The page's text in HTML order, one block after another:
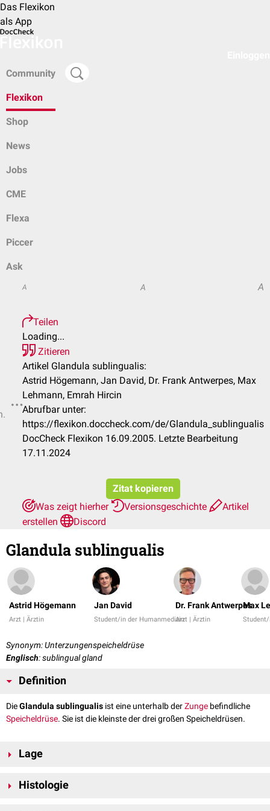
Das Flexikon
als App
Community
Flexikon
Shop
News
Jobs
CME
Flexa
Piccer
Ask
A A A
Teilen
Loading...
Zitieren
Artikel Glandula sublingualis:
Astrid Högemann, Jan David, Dr. Frank Antwerpes, Max
Lehmann, Emrah Hircin
Abrufbar unter:
https://flexikon.doccheck.com/de/Glandula_sublingualis
DocCheck Flexikon 16.09.2005. Letzte Bearbeitung
17.11.2024
Zitat kopieren
Was zeigt hierher
Versionsgeschichte
Artikel
erstellen
Discord
Glandula sublingualis
Astrid Högemann
Arzt | Ärztin
Jan David
Student/in der Humanmedizin
Dr. Frank Antwerpes
Arzt | Ärztin
Max
Synonym: Unterzungenspeicheldrüse
Englisch: sublingual gland
Definition
DieGlandula sublingualis ist eine unterhalb derZunge befindliche
Speicheldrüse. Sie ist die kleinste der drei großen Speicheldrüsen.
Lage
eingebettet - unterhalb der
Histologie